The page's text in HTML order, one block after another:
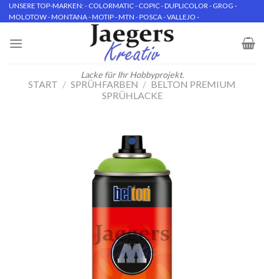
Skip
to
UNSERE TOP-MARKEN: - COLORMATIC - COPIC - DUPLICOLOR - GROG -
MOLOTOW - MONTANA - MOTIP - MTN - POSCA - VALLEJO -
Lacke für Ihr Hobbyprojekt.
START / SPRÜHFARBEN / BELTON PREMIUM
SPRÜHLACKE